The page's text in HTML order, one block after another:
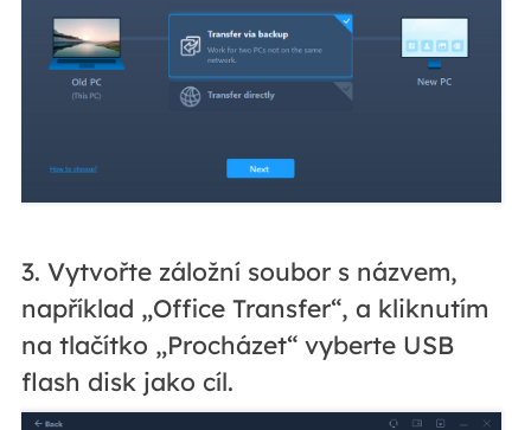
3. Vytvořte záložní soubor s názvem,
například „Office Transfer“, a kliknutím
na tlačítko „Procházet“ vyberte USB
flash disk jako cíl.